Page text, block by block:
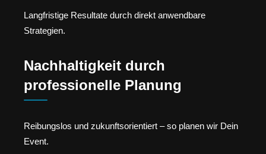
Langfristige Resultate durch direkt anwendbare
Strategien.
Nachhaltigkeit durch
professionelle Planung
Reibungslos und zukunftsorientiert – so planen wir Dein
Event.